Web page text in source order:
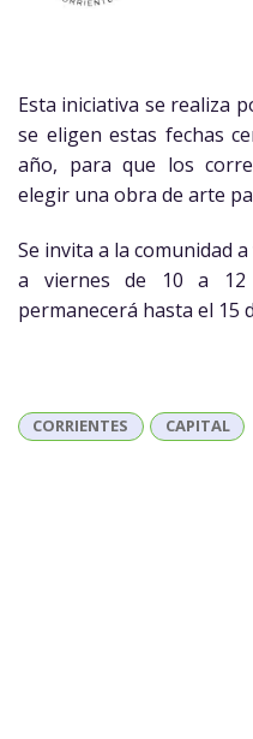
Esta iniciativa se realiza
se eligen estas fechas
año, para que los
elegir una obra de arte
Se invita a la comunidad
a viernes de 10 a
permanecerá hasta el 15
CORRIENTES CAPITAL